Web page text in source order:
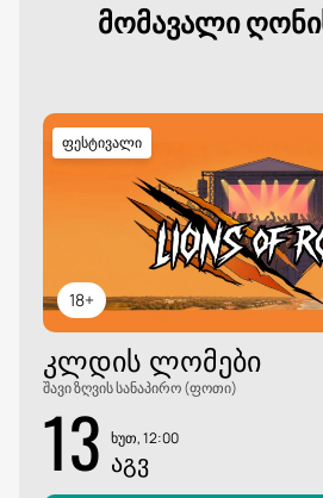
მომავალი
18+
ფესტივალი
ᲙᲚᲓᲘᲡ ᲚᲝᲛᲔᲑᲘ
შავი ზღვის სანაპირო (ფოთი)
13 ხუთ, 12:00
ᲐᲒᲕ